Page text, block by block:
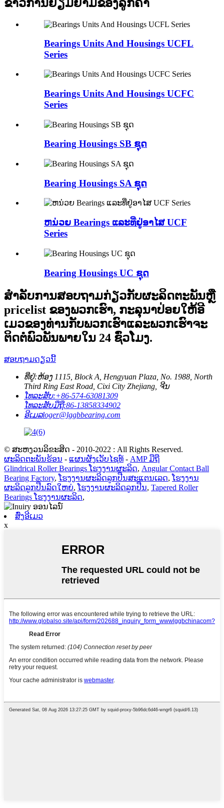
ຂ່າວການຢ້ຽມຢາມຂອງລູກຄ້າ
Bearings Units And Housings UCFL
Series
Bearings Units And Housings UCFC
Series
Bearing Housings SB ຊຸດ
Bearing Housings SA ຊຸດ
ຫນ່ວຍ Bearings ແລະທີ່ຢູ່ອາໄສ UCF
Series
Bearing Housings UC ຊຸດ
ສໍາ​ລັບ​ການ​ສອບ​ຖາມ​ກ່ຽວ​ກັບ​ຜະ​ລິດ​ຕະ​ພັນ​ຫຼື
pricelist ຂອງ​ພວກ​ເຮົາ​, ກະ​ລຸ​ນາ​ປ່ອຍ​ໃຫ້​ອີ​
ເມວ​ຂອງ​ທ່ານ​ກັບ​ພວກ​ເຮົາ​ແລະ​ພວກ​ເຮົາ​ຈະ​
ຕິດ​ຕໍ່​ພົວ​ພັນ​ພາຍ​ໃນ 24 ຊົ່ວ​ໂມງ​.
ສອບຖາມດຽວນີ້
ທີ່ຢູ່:ຫ້ອງ 1115, Block A, Hengyuan Plaza, No. 1988, North
Third Ring East Road, Cixi City Zhejiang, ຈີນ
ໂທລະສັບ:+86-574-63081309
ໂທລະສັບມືຖື:86-13858334902
ອີເມລloger@lggbbearing.com
© ສະຫງວນລິຂະສິດ - 2010-2022 : All Rights Reserved.
ຜະລິດຕະພັນຮ້ອນ - ແຜນຜັງເວັບໄຊທ໌ - AMP ມືຖື
Glindrical Roller Bearings ໂຮງງານຜະລິດ, Angular Contact Ball
Bearing Factory, ໂຮງງານຜະລິດລູກປືນສະແຕນເລດ, ໂຮງງານ
ຜະລິດລູກປືນລົດໃຫຍ່, ໂຮງງານຜະລິດລູກປືນ, Tapered Roller
Bearings ໂຮງງານຜະລິດ,
ສົ່ງອີເມວ
x